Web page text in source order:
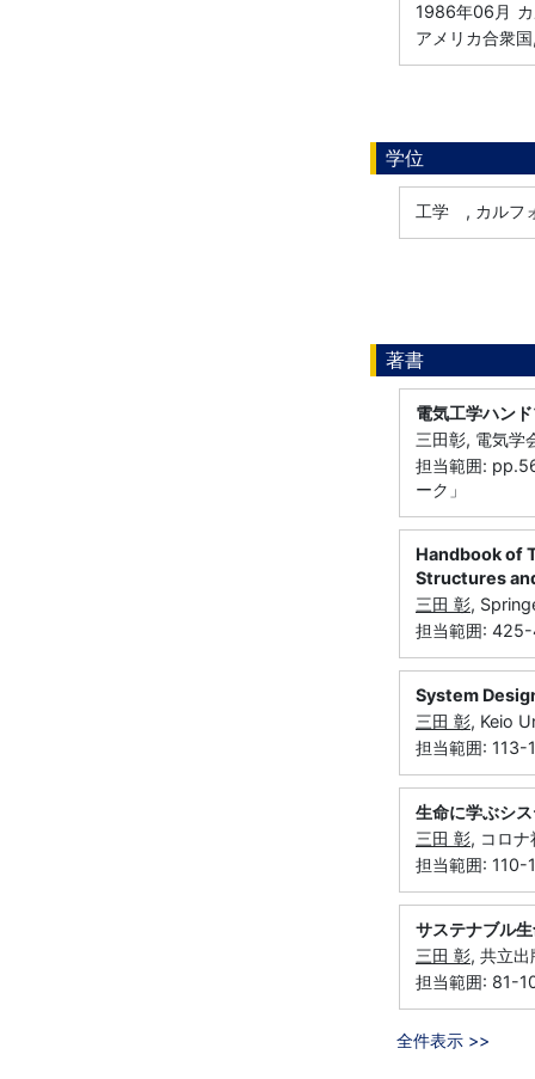
1986年06月
アメリカ合衆
学位
工学 , カルフ
著書
電気工学ハン
三田彰, 電気学
担当範囲:
ーク」
Handbook of
Structures
三田 彰,
担当範囲:
System
三田 彰, Keio
担当範囲: 113-
生命に学ぶシ
三田 彰, コロ
担当範囲: 110-
サステナブル
三田 彰, 共立
担当範囲: 81-
全件表示 >>